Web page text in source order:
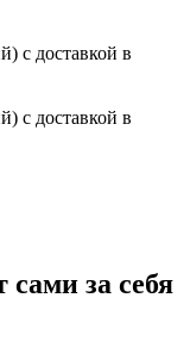
за себя